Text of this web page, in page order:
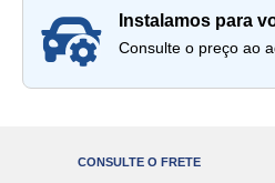
instalamos para
Consulte o preço ao
CONSULTE O FRETE